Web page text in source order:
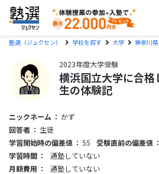
塾選（ジュクセン） 学校を探す 大学 神奈川県
2023年度大学受験
横浜国立大学に合
生の体験記
ニックネーム
かず
回答者
生徒
学習開始時の偏差値
55 受験直前の偏差値
学習時間
通塾していない
月額費用
通塾していない